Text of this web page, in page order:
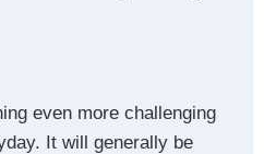
even more challenging
It will generally be